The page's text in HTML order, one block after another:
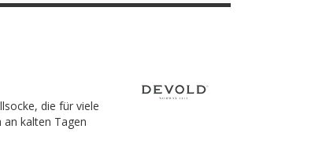
die für viele
an kalten Tagen